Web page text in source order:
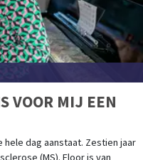
VOOR MIJ EEN
dag aanstaat. Zestien jaar
(MS). Floor is van